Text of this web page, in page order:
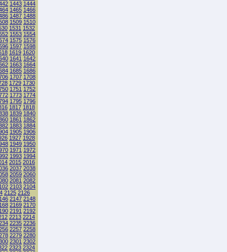
1443 1444
1465 1466
1487 1488
1509 1510
1531 1532
1553 1554
1575 1576
1597 1598
1619 1620
1641 1642
1663 1664
1685 1686
1707 1708
1729 1730
1751 1752
1773 1774
1795 1796
1817 1818
1839 1840
1861 1862
1883 1884
1905 1906
1927 1928
1949 1950
1971 1972
1993 1994
2015 2016
2037 2038
2059 2060
2081 2082
2103 2104
2125 2126
2147 2148
2169 2170
2191 2192
2213 2214
2235 2236
2257 2258
2279 2280
2301 2302
2323 2324